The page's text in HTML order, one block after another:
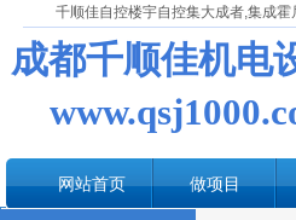
网站首页 做项目
千顺佳自控楼宇自控集大成者,集成霍
成都千顺佳机电